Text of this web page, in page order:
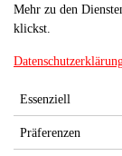
Mehr zu den
klickst.
Essenziell
Präferenzen